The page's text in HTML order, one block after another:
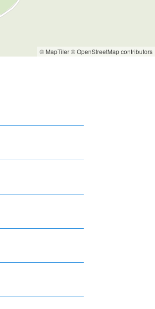
© MapTiler© OpenStreetMap contributors